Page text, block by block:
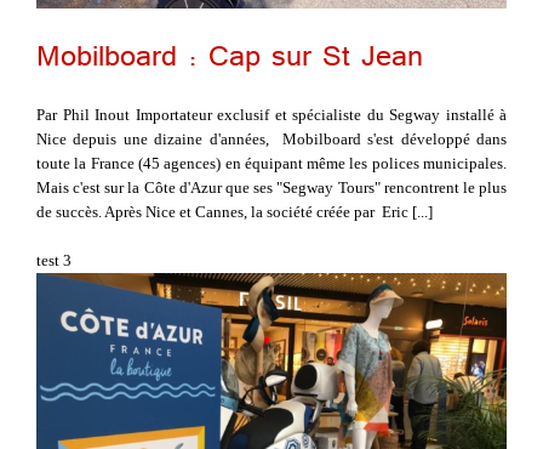
Mobilboard : Cap sur St Jean
Par Phil Inout Importateur exclusif et spécialiste du Segway installé à
Nice depuis une dizaine d'années, Mobilboard s'est développé dans
toute la France (45 agences) en équipant même les polices municipales.
Mais c'est sur la Côte d'Azur que ses "Segway Tours" rencontrent le plus
de succès. Après Nice et Cannes, la société créée par Eric [...]
test 3